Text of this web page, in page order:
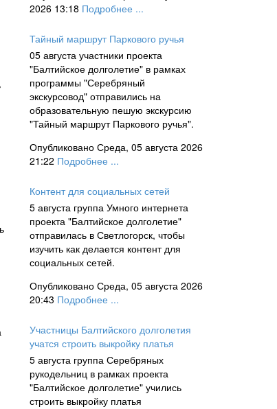
2026 13:18 Подробнее ...
Тайный маршрут Паркового ручья
05 августа участники проекта
"Балтийское долголетие" в рамках
программы "Серебряный
экскурсовод" отправились на
образовательную пешую экскурсию
"Тайный маршрут Паркового ручья".
Опубликовано Среда, 05 августа 2026
21:22 Подробнее ...
Контент для социальных сетей
5 августа группа Умного интернета
проекта "Балтийское долголетие"
отправилась в Светлогорск, чтобы
изучить как делается контент для
социальных сетей.
Опубликовано Среда, 05 августа 2026
20:43 Подробнее ...
Участницы Балтийского долголетия
учатся строить выкройку платья
5 августа группа Серебряных
рукодельниц в рамках проекта
"Балтийское долголетие" учились
строить выкройку платья